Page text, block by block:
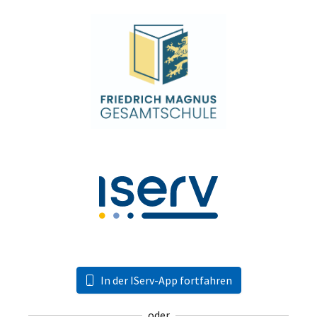
In der IServ-App fortfahren